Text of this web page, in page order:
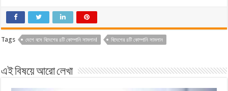
Tags দেশে বসে বিদেশের ৪টি কোম্পানি সামলান! বিদেশের ৪টি কোম্পানি সামলান
এই বিষয়ে আরো লেখা